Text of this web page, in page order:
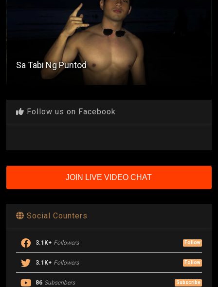
Sa Tabi Ng Puntod
Follow us on Facebook
JOIN LIVE VIDEO CHAT
Social Counters
3.1K+ Followers Follow
3.1K+ Followers Follow
86 Subscribers Subscribe